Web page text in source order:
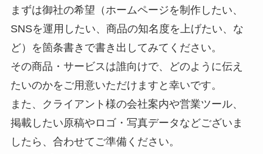
まずは御社の希望（ホームページを制作したい、
SNSを運用したい、商品の知名度を上げたい、な
ど）を箇条書きで書き出してみてください。
その商品・サービスは誰向けで、どのように伝え
たいのかをご用意いただけますと幸いです。
また、クライアント様の会社案内や営業ツール、
掲載したい原稿やロゴ・写真データなどございま
したら、合わせてご準備ください。